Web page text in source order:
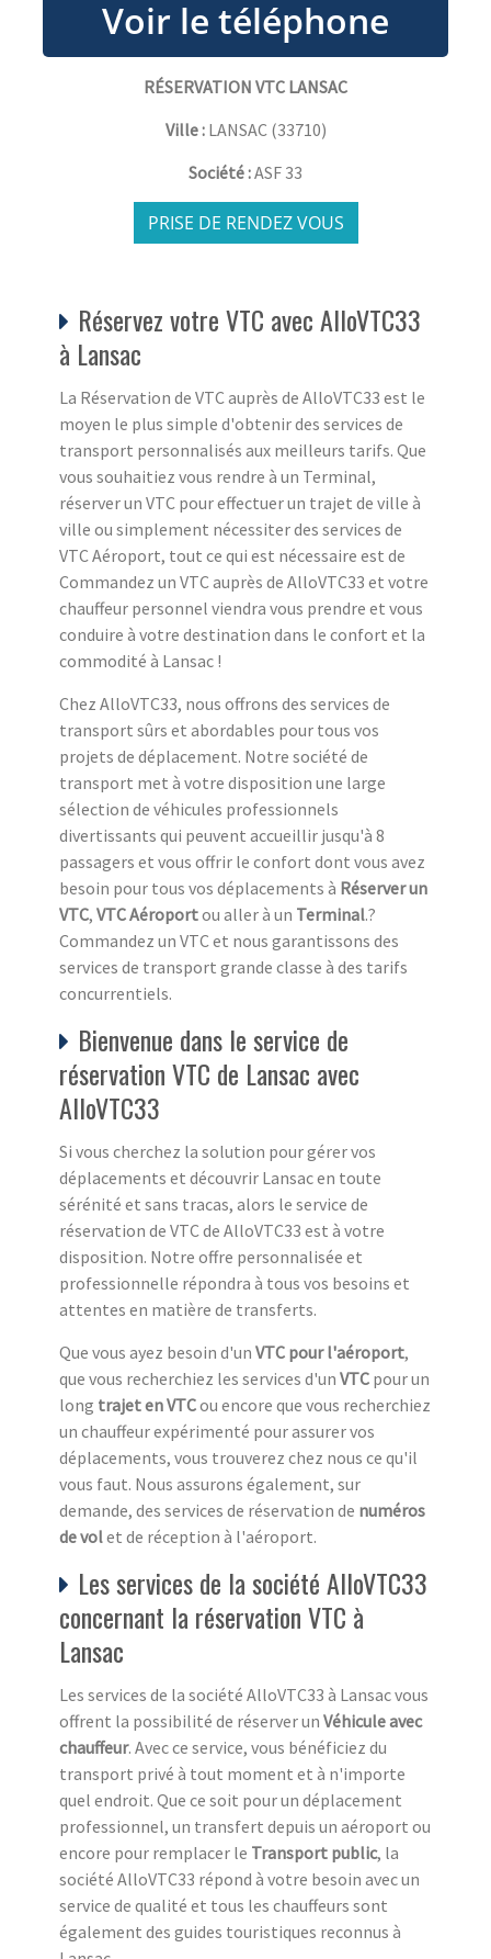
RÉSERVATION VTC LANSAC
Ville : LANSAC(33710)
Société :ASF 33
PRISE DE RENDEZ VOUS
Réservez votre VTC avec AlloVTC33
à Lansac
La Réservation de VTC auprès de AlloVTC33 est le
moyen le plus simple d'obtenir des services de
transport personnalisés aux meilleurs tarifs. Que
vous souhaitiez vous rendre à un Terminal,
réserver un VTC pour effectuer un trajet de ville à
ville ou simplement nécessiter des services de
VTC Aéroport, tout ce qui est nécessaire est de
Commandez un VTC auprès de AlloVTC33 et votre
chauffeur personnel viendra vous prendre et vous
conduire à votre destination dans le confort et la
commodité à Lansac !
Chez AlloVTC33, nous offrons des services de
transport sûrs et abordables pour tous vos
projets de déplacement. Notre société de
transport met à votre disposition une large
sélection de véhicules professionnels
divertissants qui peuvent accueillir jusqu'à 8
passagers et vous offrir le confort dont vous avez
besoin pour tous vos déplacements à Réserver un
VTC, VTC Aéroportou aller à un Terminal.?
Commandez un VTC et nous garantissons des
services de transport grande classe à des tarifs
concurrentiels.
Bienvenue dans le service de
réservation VTC de Lansac avec
AlloVTC33
Si vous cherchez la solution pour gérer vos
déplacements et découvrir Lansac en toute
sérénité et sans tracas, alors le service de
réservation de VTC de AlloVTC33 est à votre
disposition. Notre offre personnalisée et
professionnelle répondra à tous vos besoins et
attentes en matière de transferts.
Que vous ayez besoin d'un VTC pour l'aéroport,
que vous recherchiez les services d'un VTC pour un
long trajet en VTCou encore que vous recherchiez
un chauffeur expérimenté pour assurer vos
déplacements, vous trouverez chez nous ce qu'il
vous faut. Nous assurons également, sur
demande, des services de réservation de numéros
de volet de réception à l'aéroport.
Les services de la société AlloVTC33
concernant la réservation VTC à
Lansac
Les services de la société AlloVTC33 à Lansac vous
offrent la possibilité de réserver un Véhicule avec
chauffeur. Avec ce service, vous bénéficiez du
transport privé à tout moment et à n'importe
quel endroit. Que ce soit pour un déplacement
professionnel, un transfert depuis un aéroport ou
encore pour remplacer le Transport public, la
société AlloVTC33 répond à votre besoin avec un
service de qualité et tous les chauffeurs sont
également des guides touristiques reconnus à